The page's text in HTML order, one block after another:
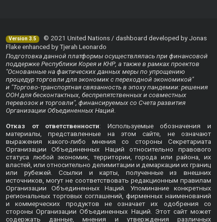
Version 3.5
© 2021 United Nations / dashboard developed by Jonas
Flake enhanced by Tjerah Leonardo
Подготовка данной платформы осуществлялась при финансовой
поддержке Республики Корея и КНР, а также в рамках проектов
"Основанные на фактических данных меры по упрощению
процедур торговли для экономик с переходной экономикой"
и "Торгово-транспортная связанность в эпоху пандемии: решения
ООН для бесконтактных, беспрепятственных и совместных
перевозок и торговли", финансируемых со Счета развития
Организации Объединенных Наций.
Отказ от ответственности: Используемые обозначения и
материалы, представленные на этом сайте, не означают
выражения какого-либо мнения со стороны Секретариата
Организации Объединенных Наций относительно правового
статуса любой экономик, территории, города или района, их
властей, или относительно делимитации и демаркации их границ
или рубежей. Ссылки и карты, полученные из внешних
источников, могут не соответствовать редакционным правилам
Организации Объединенных Наций. Упоминание конкретных
региональных торговых соглашений, фирменных наименований
и коммерческих продуктов не означает их одобрения со
стороны Организации Объединенных Наций. Этот сайт может
содержать данные, мнения и утверждения различных